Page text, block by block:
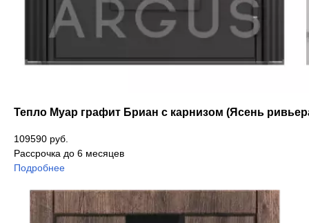
Тепло Муар графит Бриан с карнизом (Ясень
109590 руб.
Рассрочка до 6 месяцев
Подробнее